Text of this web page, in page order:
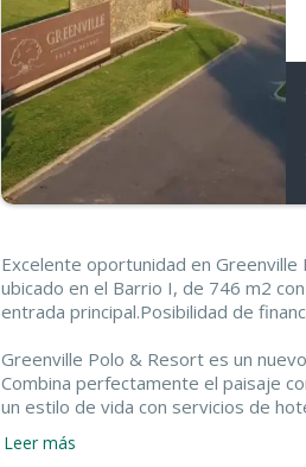
Excelente oportunidad en
ubicado en el Barrio I, de 746 m2
entrada principal.Posibilidad de
Greenville Polo & Resort es un
Combina perfectamente el paisaje
un estilo de vida con servicios de
Buenos Aires, a 20 minutos de la
La Plata.
Leer más